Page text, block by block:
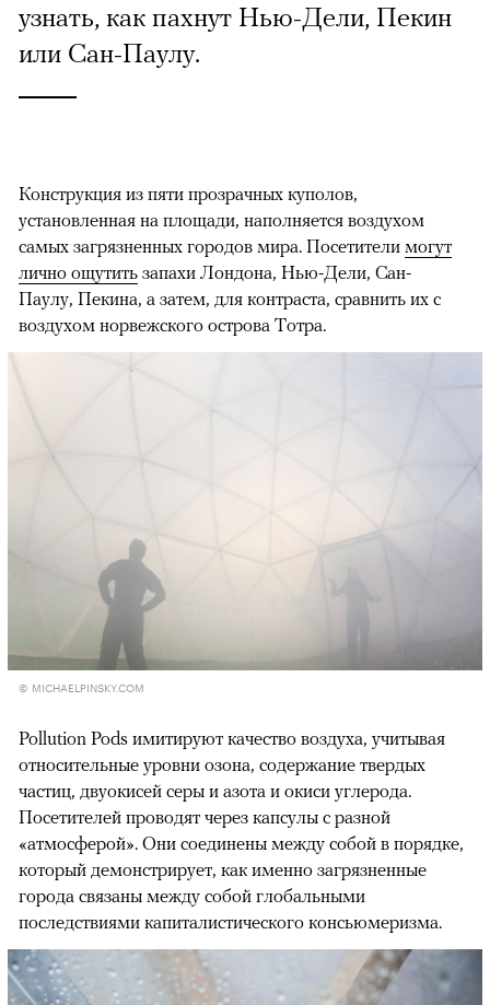
узнать, как пахнут Нью-Дели, Пекин
или Сан-Паулу.
Конструкция из пяти прозрачных куполов,
установленная на площади, наполняется воздухом
самых загрязненных городов мира. Посетители могут
лично ощутить запахи Лондона, Нью-Дели, Сан-
Паулу, Пекина, а затем, для контраста, сравнить их с
воздухом норвежского острова Тотра.
© MICHAELPINSKY.COM
Pollution Pods имитируют качество воздуха, учитывая
относительные уровни озона, содержание твердых
частиц, двуокисей серы и азота и окиси углерода.
Посетителей проводят через капсулы с разной
«атмосферой». Они соединены между собой в порядке,
который демонстрирует, как именно загрязненные
города связаны между собой глобальными
последствиями капиталистического консьюмеризма.